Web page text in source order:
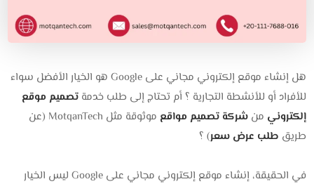
هل إنشاء موقع إلكتروني مجاني على Google هو الخيار الأفضل سواء
للأفراد أو للأنشطة التجارية ؟ أم تحتاج إلى طلب خدمةتصميم موقع
إلكتروني منشركة تصميم مواقع
موثوقة مثل MotqanTech (عن
طريق طلب عرض سعر) ؟
في الحقيقة، إنشاء موقع إلكتروني مجاني على Google ليس الخيار